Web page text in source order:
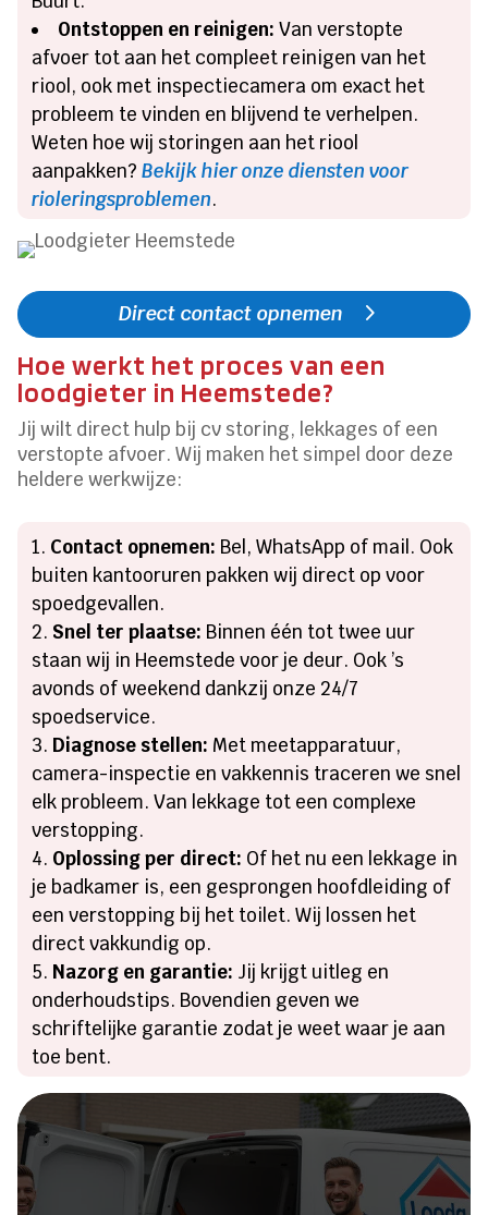
Ontstoppen en reinigen: Van verstopte
afvoer tot aan het compleet reinigen van het
riool, ook met inspectiecamera om exact het
probleem te vinden en blijvend te verhelpen.
Weten hoe wij storingen aan het riool
aanpakken?Bekijk hier onze diensten voor
rioleringsproblemen.
Direct contact opnemen
Hoe werkt het proces van een
loodgieter in Heemstede?
Jij wilt direct hulp bij cv storing, lekkages of een
verstopte afvoer. Wij maken het simpel door deze
heldere werkwijze:
Contact opnemen: Bel, WhatsApp of mail. Ook
buiten kantooruren pakken wij direct op voor
spoedgevallen.
Snel ter plaatse: Binnen één tot twee uur
staan wij in Heemstede voor je deur. Ook ’s
avonds of weekend dankzij onze 24/7
spoedservice.
Diagnose stellen: Met meetapparatuur,
camera-inspectie en vakkennis traceren we snel
elk probleem. Van lekkage tot een complexe
verstopping.
Oplossing per direct: Of het nu een lekkage in
je badkamer is, een gesprongen hoofdleiding of
een verstopping bij het toilet. Wij lossen het
direct vakkundig op.
Nazorg en garantie: Jij krijgt uitleg en
onderhoudstips. Bovendien geven we
schriftelijke garantie zodat je weet waar je aan
toe bent.
Heeft u een lekkage of een
verstopping?